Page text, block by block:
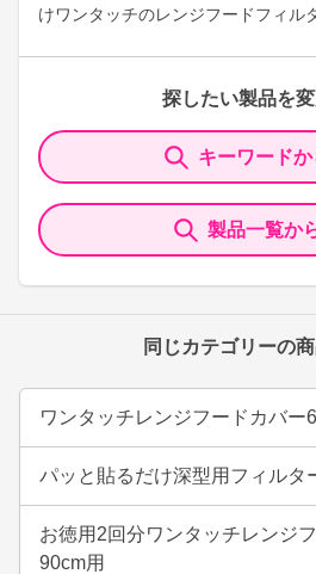
けワンタッチのレンジフードフィル
探したい製品を
キーワード
製品一覧か
同じカテゴリーの
ワンタッチレンジフードカバー
パッと貼るだけ深型用フィルタ
お徳用2回分ワンタッチレンジ
90cm用